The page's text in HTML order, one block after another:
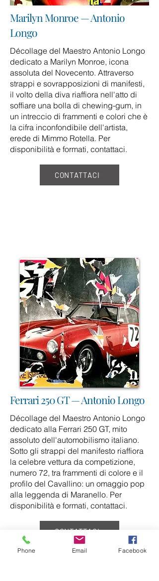
Marilyn Monroe — Antonio
Longo
Décollage del Maestro Antonio Longo
dedicato a Marilyn Monroe, icona
assoluta del Novecento. Attraverso
strappi e sovrapposizioni di manifesti,
il volto della diva riaffiora nell'atto di
soffiare una bolla di chewing-gum, in
un intreccio di frammenti e colori che è
la cifra inconfondibile dell'artista,
erede di Mimmo Rotella. Per
disponibilità e formati, contattaci.
CONTATTACI
Ferrari 250 GT — Antonio Longo
Décollage del Maestro Antonio Longo
dedicato alla Ferrari 250 GT, mito
assoluto dell'automobilismo italiano.
Sotto gli strappi del manifesto riaffiora
la celebre vettura da competizione,
numero 72, tra frammenti di colore e il
profilo del Cavallino: un omaggio pop
alla leggenda di Maranello. Per
disponibilità e formati, contattaci.
CONTATTACI
Phone Email Facebook